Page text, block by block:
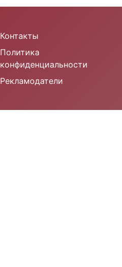
Контакты
Политика
конфиденциальности
Рекламодатели